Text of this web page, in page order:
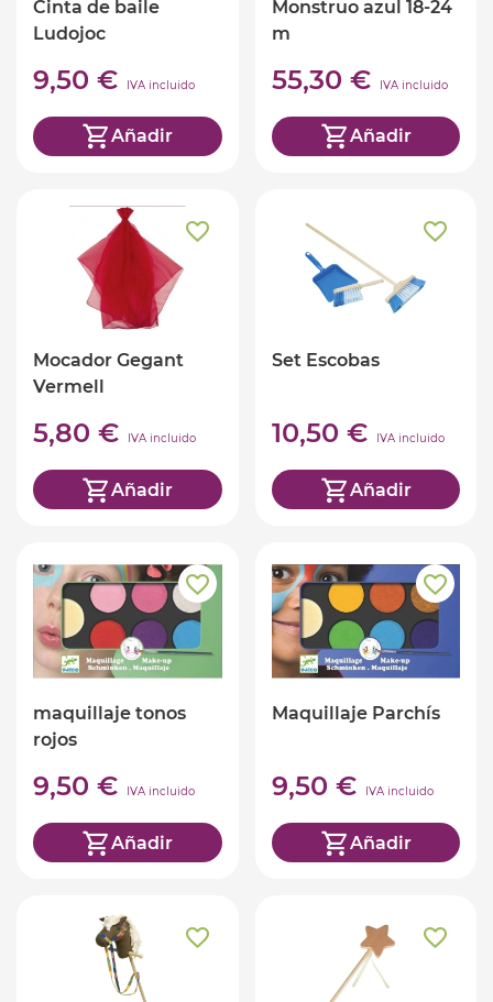
Cinta de baile
Ludojoc
9,50 € IVA incluido
Añadir
Monstruo azul 18-24
m
55,30 € IVA incluido
Añadir
Mocador Gegant
Vermell
5,80 € IVA incluido
Añadir
Set Escobas
10,50 € IVA incluido
Añadir
maquillaje tonos
rojos
9,50 € IVA incluido
Añadir
Maquillaje Parchís
9,50 € IVA incluido
Añadir